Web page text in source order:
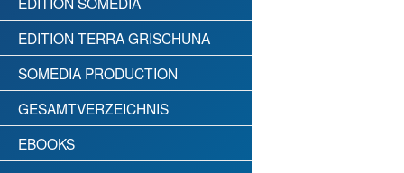
EDITION TERRA GRISCHUNA
SOMEDIA PRODUCTION
GESAMTVERZEICHNIS
EBOOKS